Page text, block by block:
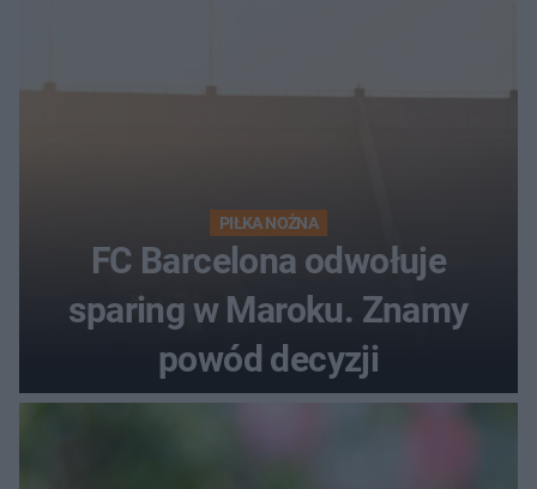
PIŁKA NOŻNA
FC Barcelona odwołuje
sparing w Maroku. Znamy
powód decyzji